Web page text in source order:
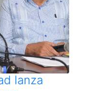
lanza